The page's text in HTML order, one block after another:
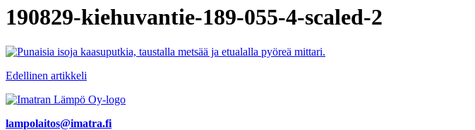
190829-kiehuvantie-189-055-4-scaled-2
Artikkelien
selaus
Edellinen artikkeli
lampolaitos@imatra.fi